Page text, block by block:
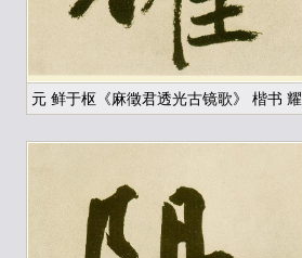
元 鲜于枢《麻徵君透光古镜歌》 楷书 耀